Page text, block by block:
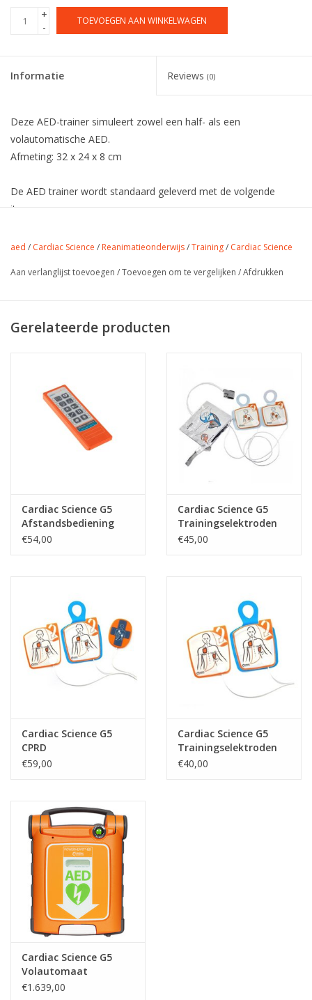
+
-
TOEVOEGEN AAN WINKELWAGEN
Informatie Reviews (0)
Deze AED-trainer simuleert zowel een half- als een
volautomatische AED.
Afmeting: 32 x 24 x 8 cm
De AED trainer wordt standaard geleverd met de volgende
items:
1 x Set trainingselektroden
Inlay volautomaat
3 x C-cell batterijen (nodig voor de trainer)
2 x AAA-batterijen (nodig voor de afstandsbediening)
aed / Cardiac Science / Reanimatieonderwijs/Training/ Cardiac Science
Aan verlanglijst toevoegen /Toevoegen om te vergelijken /Afdrukken
Gerelateerde producten
Cardiac Science G5
Afstandsbediening
Trainer
€54,00
Cardiac Science G5
Trainingselektroden
Kind
€45,00
Cardiac Science G5
CPRD
Trainingselektroden
€59,00
Cardiac Science G5
Trainingselektroden
€40,00
Cardiac Science G5
Volautomaat
€1.639,00